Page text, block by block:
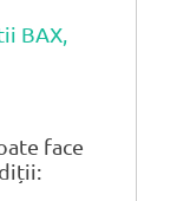
BAX,
face